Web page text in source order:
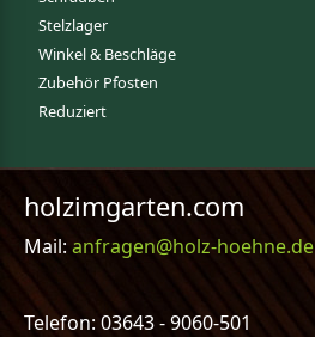
Stelzlager
Winkel & Beschläge
Zubehör Pfosten
Reduziert
holzimgarten.com
Mail:anfragen@holz-hoehne.de
Telefon: 03643 - 9060-501